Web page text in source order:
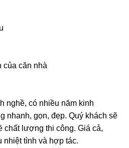
của căn nhà
nghề, có nhiều năm kinh
nhanh, gọn, đẹp. Quý khách sẽ
chất lượng thi công. Giá cả,
nhiệt tình và hợp tác.